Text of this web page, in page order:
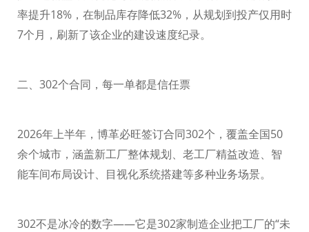
率提升18% ，在制品库存降低32% ，从规划到投产仅用时
7个月，刷新了该企业的建设速度纪录。
二、 302个合同，每一单都是信任票
2026年上半年，博革必旺签订合同302个，覆盖全国50
余个城市，涵盖新工厂整体规划、老工厂精益改造、智
能车间布局设计、目视化系统搭建等多种业务场景。
302不是冰冷的数字——它是302家制造企业把工厂的“未